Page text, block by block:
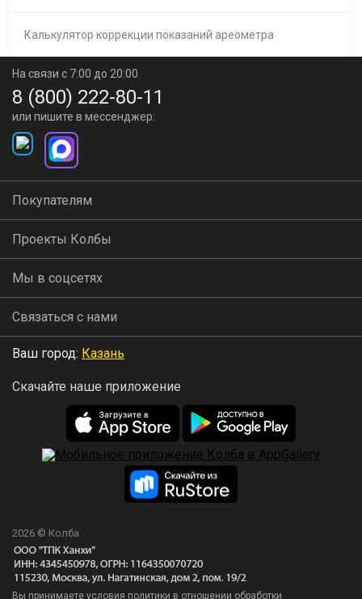
Калькулятор коррекции показаний ареометра
На связи с 7:00 до 20:00
8 (800) 222-80-11
или пишите в мессенджер:
Покупателям
Проекты Колбы
Мы в соцсетях
Связаться с нами
Ваш город: Казань
Скачайте наше приложение
2026 © Колба
Вы принимаете условия политики в отношении обработки